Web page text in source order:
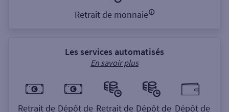
Retrait de monnaie
Les services automatisés
En savoir plus
Retrait de Dépôt de Retrait de Dépôt de Dépôt de